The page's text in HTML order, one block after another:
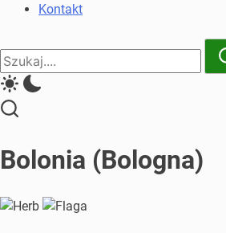
Kontakt
Close
Search
Bolonia (Bologna)